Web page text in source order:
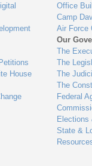
House
Office
Camp
Air Force
Our
The
The
The
The
Federal
Elections
State &